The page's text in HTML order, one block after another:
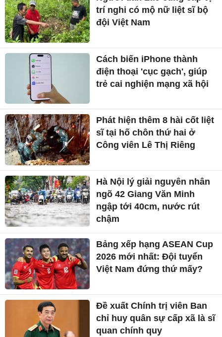
trí nghi có mộ nữ liệt sĩ bộ
đội Việt Nam
Cách biến iPhone thành
điện thoại 'cục gạch', giúp
trẻ cai nghiện mạng xã hội
Phát hiện thêm 8 hài cốt liệt
sĩ tại hố chôn thứ hai ở
Công viên Lê Thị Riêng
Hà Nội lý giải nguyên nhân
ngõ 42 Giang Văn Minh
ngập tới 40cm, nước rút
chậm
Bảng xếp hạng ASEAN Cup
2026 mới nhất: Đội tuyển
Việt Nam đứng thứ mấy?
Đề xuất Chính trị viên Ban
chỉ huy quân sự cấp xã là sĩ
quan chính quy